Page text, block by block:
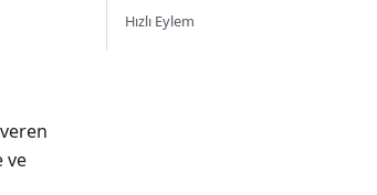
ve
Hızlı Eylem